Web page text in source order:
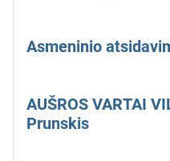
Asmeninio
AUŠROS VARTAI
Prunskis